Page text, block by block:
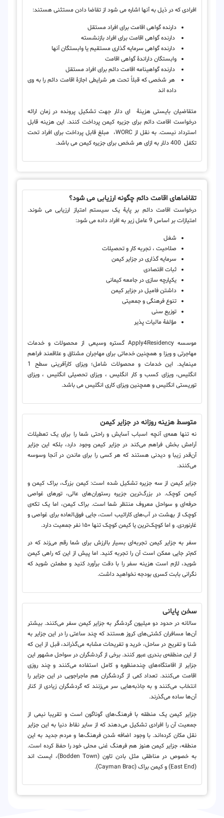
افرادی که در ذیل به آنها اشاره می شود از تقاضا دادن مستثنی هستند:
دارنده گواهی اقامت برای افراد مستقل
دارنده گواهی اقامت برای افراد بازنشسته
دارنده گواهی سرمایه گذاری مستقیم یا وابستگان آنها
وابستگان داراندۀ گواهی اقامت
دارنده گواهینامه اقامت دائم برای افراد مستقل
هر شخصی که قبلاً تحت هر شرایطی اجازۀ اقامت دائم را به وی
داده اند
متقاضیان بایستی هزینۀ ای دلار جهت تشکیل پرونده در زمان ارائه
درخواست اقامت دائم برای جزیره کیمن پرداخت کنند. این هزینه قابل
استرداد نیست. به نقل از WORC، مبلغ قابل پرداخت برای افراد تحت
تکفل 400 دلار به ازای هر شخص برای جزیره کیمن می باشد.
تقاضاهای اقامت دائم چگونه ارزیابی می شود؟
درخواست اقامت دائم بر پایۀ یک سیستم امتیاز ارزیابی می شوند.
امتیازات بر اساس 9 عامل زیر به افراد داده می شود:
شغل
صلاحیت ، تجربه کار و تحصیلات
سرمایه گذاری در جزایر کیمن
ثبات اقتصادی
یکپارچه سازی در جامعه کیمانی
داشتن فامیل در جزایر کیمن
تنوع فرهنگی و جمعیتی
توزیع سنی
مؤلفۀ مالیات پذیر
موسسه Apply4Residency گستره وسیعی از محصولات و خدمات
مهاجرتی و ویزا و همچنین خدماتی برای مهاجران مشتاق و علاقمند فراهم
می­نماید. این خدمات و محصولات شامل؛ ویزای کارآفرینی سطح 1
انگلیس، ویزای کسب و کار انگلیس ، ویزای تحصیلی انگلیس ، ویزای
توریستی انگلیس و همچنین ویزای کاری انگلیس می ­باشد.
متوسط هزینه روزانه در جزایر کیمن
نه تنها همه‌ی آنچه اسباب آسایش و راحتی شما را برای یک تعطیلات
آرامش‌ بخش فراهم می‌کند در جزایر کیمن وجود دارد، بلکه این جزایر
آن‌قدر زیبا و دیدنی هستند که هر کسی را برای ماندن در آنجا وسوسه
می‌کنند.
جزایر کیمن از سه جزیره تشکیل شده است: کیمن بزرگ، براک کیمن و
کیمن کوچک. در بزرگ‌ترین جزیره رستوران‌های عالی، تورهای غواصی
حرفه‌ای و سواحل معروف منتظر شما است. براک کیمن، اما یک تکه‌ی
کوچک از بهشت در آب‌های کارائیب است، جایی فوق‌العاده برای غواصی و
غارنوردی. و اما کوچک‌ترین یا کیمن کوچک تنها ۱۵۰ نفر جمعیت دارد.
سفر به جزایر کیمن تجربه‌ای بسیار باارزش برای شما رقم می‌زند که در
کم‌تر جایی ممکن است آن را تجربه کنید. اما پیش از این که راهی کیمن
شوید، لازم است هزینه سفر را با دقت برآورد کنید و مطمئن شوید که
نگرانی بابت کسری بودجه نخواهید داشت.
سخن پایانی
سالانه در حدود دو میلیون گردشگر به جزایر کیمن سفر می‌کنند. بیشتر
آن‌ها مسافران کشتی‌های کروز هستند که چند ساعتی را در این جزایر به
شنا و تفریح در ساحل، خرید و تفریحات مشابه می‌گذراند، قبل از این که
از این منطقه‌ی بندری عبور کنند. برخی از گردشگران در سواحل مشهور این
جزایر از اقامتگاه‌های چندمنظوره و کامل استفاده می‌کنند و چند روزی
اقامت می‌کنند. تعداد کمی از گردشگران هم ماجراجویی در این جزایر را
انتخاب می‌کنند و به جاذبه‌هایی سر می‌زنند که گردشگران زیادی از کنار
آن‌ها ساده می‌گذرند.
جزایر کیمن یک منطقه با فرهنگ‌های گوناگون است و تقریبا نیمی از
جمعیت آن را افرادی تشکیل می‌دهند که از سایر نقاط دنیا به این جزایر
نقل مکان کرده‌اند. با وجود اضافه شدن فرهنگ‌ها و مردم جدید به این
منطقه، جزایر کیمن هنوز هم فرهنگ غنی محلی خود را حفظ کرده است.
به خصوص در مناطقی مثل بادن تاون (Bodden Town)، ایست اند
(East End) و کیمن براک (Cayman Brac).